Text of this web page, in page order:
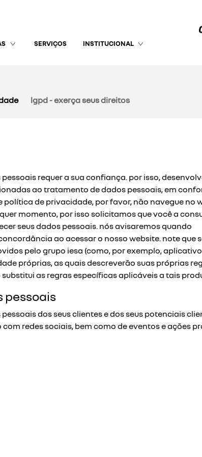
SERVIÇOS INSTITUCIONAL
lgpd - exerça seus direitos
requer a sua confiança. por isso,
ao tratamento de dados pessoais, em
de privacidade, por favor, não navegue no
momento, por isso solicitamos que você a
seus dados pessoais. nós avisaremos quando
ao acessar o nosso website. note que
pelo grupo iesa (como, por exemplo,
próprias, as quais descreverão suas próprias
as regras específicas aplicáveis a tais
pessoais
dos seus clientes e dos seus potenciais
redes sociais, bem como de eventos e ações